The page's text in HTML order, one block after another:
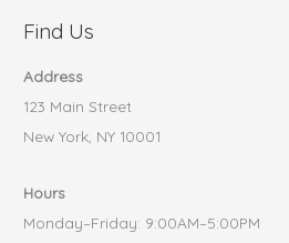
Find Us
Address
123 Main Street
New York, NY 10001
Hours
Monday–Friday: 9:00AM–5:00PM